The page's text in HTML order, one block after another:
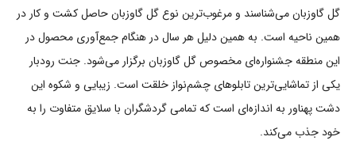
گل گاوزبان می‌شناسند و مرغوب‌ترین نوع گل گاوزبان حاصل کشت و کار در
همین ناحیه است. به همین دلیل هر سال در هنگام جمع‌آوری محصول در
این منطقه جشنواره‌ای مخصوص گل گاوزبان برگزار می‌شود. جنت رودبار
یکی از تماشایی‌ترین تابلوهای چشم‌نواز خلقت است. زیبایی و شکوه این
دشت پهناور به اندازه‌ای است که تمامی گردشگران با سلایق متفاوت را به
خود جذب می‌کند.